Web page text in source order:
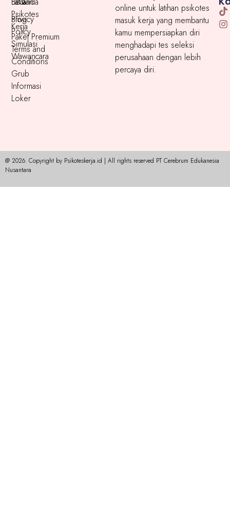
online untuk latihan psikotes
masuk kerja yang membantu
kamu mempersiapkan diri
menghadapi tes seleksi
perusahaan dengan lebih
percaya diri.
Blog
Paket Premium
Psikotes
Kerja
Simulasi
Wawancara
Grub
Informasi
Loker
Privacy
Policy
Terms and
Conditions
@ 2026. Copyright by Psikoteskerja.id | All rights reserved PT Cerebrum Edukanesia
Nusantara​